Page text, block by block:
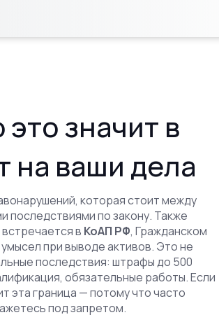
значит в
на ваши дела
которая стоит между
последствиями по закону. Также
в КоАП РФ, Гражданском
при выводе активов. Это не
последствия: штрафы до 500
обязательные работы. Если
эта граница — потому что часто
под запретом.